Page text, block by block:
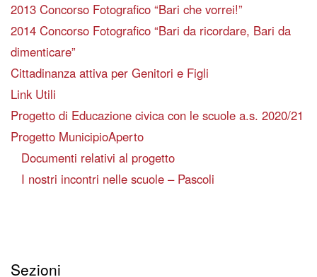
2013 Concorso Fotografico “Bari che vorrei!”
2014 Concorso Fotografico “Bari da ricordare, Bari da
dimenticare”
Cittadinanza attiva per Genitori e Figli
Link Utili
Progetto di Educazione civica con le scuole a.s. 2020/21
Progetto MunicipioAperto
Documenti relativi al progetto
I nostri incontri nelle scuole – Pascoli
Sezioni